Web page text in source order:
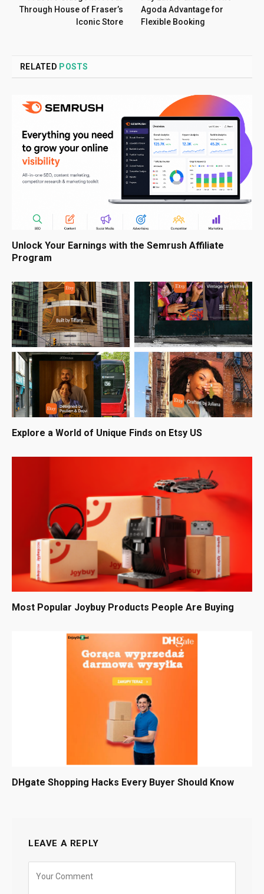
Through House of Fraser’s
Iconic Store
Agoda Advantage for
Flexible Booking
RELATED POSTS
Unlock Your Earnings with the Semrush Affiliate
Program
Explore a World of Unique Finds on Etsy US
Most Popular Joybuy Products People Are Buying
DHgate Shopping Hacks Every Buyer Should Know
LEAVE A REPLY